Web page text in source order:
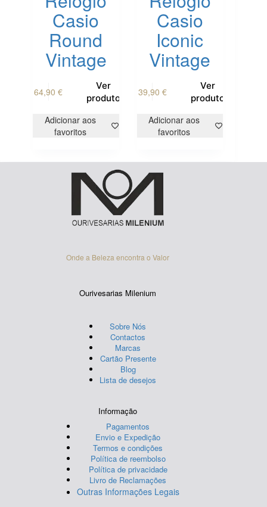
Casio
Round
Vintage
64,90€
Ver
produto
Adicionar aos
favoritos
Casio
Iconic
Vintage
39,90 €
Ver
produto
Adicionar aos
favoritos
Onde a Beleza encontra o Valor
Ourivesarias Milenium
Sobre Nós
Contactos
Marcas
Cartão Presente
Blog
Lista de desejos
Informação
Pagamentos
Envio e Expedição
Termos e condições
Política de reembolso
Política de privacidade
Livro de Reclamações
Outras Informações Legais